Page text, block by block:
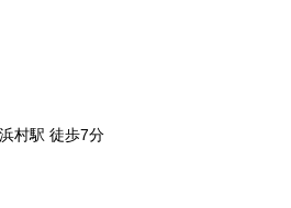
村駅 徒歩7分